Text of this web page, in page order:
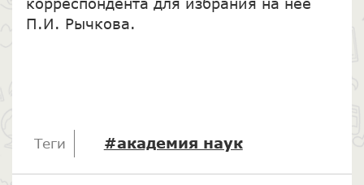
П.И. Рычкова.
Теги #академия наук